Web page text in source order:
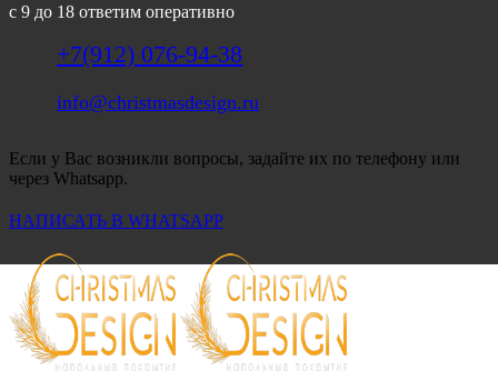
с 9 до 18 ответим оперативно
+7(912) 076-94-38
info@christmasdesign.ru
Если у Вас возникли вопросы, задайте их по телефону или
через Whatsapp.
НАПИСАТЬ В WHATSAPP